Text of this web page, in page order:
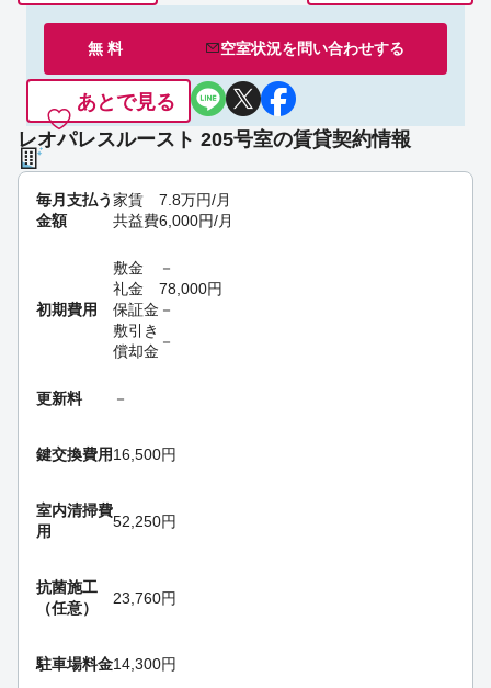
無 料 空室状況を問い合わせする
あとで見る
レオパレスルースト 205号室の賃貸契約情報
毎月支払う
金額
家賃 7.8万円/月
共益費6,000円/月
初期費用
敷金
－
礼金
78,000円
保証金 －
敷引き
償却金
－
更新料 －
鍵交換費用16,500円
室内清掃費
用
52,250円
抗菌施工
（任意）
23,760円
駐車場料金14,300円